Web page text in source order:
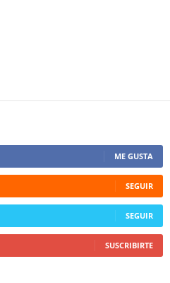
ME GUSTA
SEGUIR
SEGUIR
SUSCRIBIRTE